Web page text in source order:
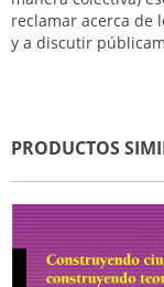
reclamar acerca de
y a discutir
PRODUCTOS